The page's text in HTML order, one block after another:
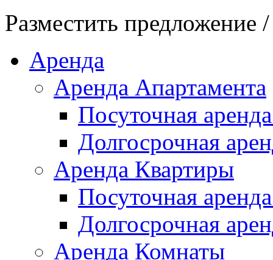
Разместить предложение
Аренда
Аренда Апартамента
Посуточная
Долгосрочная
Аренда Квартиры
Посуточная
Долгосрочная
Аренда Комнаты